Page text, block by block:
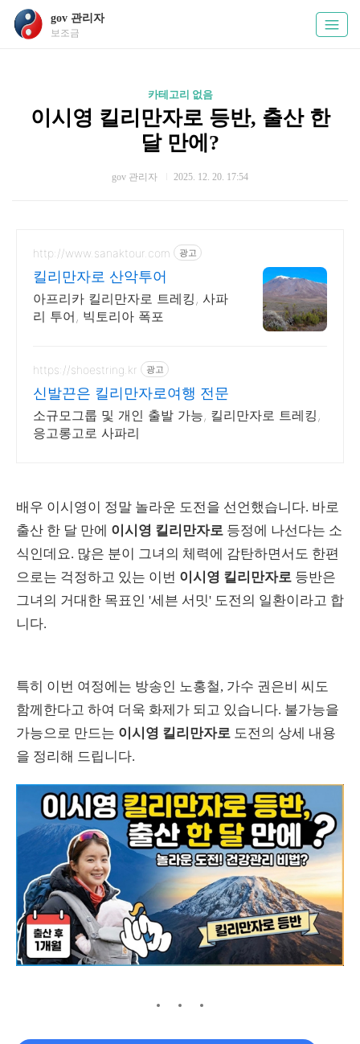
gov 관리자
보조금
카테고리 없음
이시영 킬리만자로 등반, 출산 한
달 만에?
gov 관리자 2025. 12. 20. 17:54
http://www.sanaktour.com 광고
킬리만자로 산악투어
아프리카 킬리만자로 트레킹, 사파
리 투어, 빅토리아 폭포
https://shoestring.kr 광고
신발끈은 킬리만자로여행 전문
소규모그룹 및 개인 출발 가능, 킬리만자로 트레킹,
응고롱고로 사파리
배우 이시영이 정말 놀라운 도전을 선언했습니다. 바로
출산 한 달 만에 이시영 킬리만자로 등정에 나선다는 소
식인데요. 많은 분이 그녀의 체력에 감탄하면서도 한편
으로는 걱정하고 있는 이번 이시영 킬리만자로 등반은
그녀의 거대한 목표인 '세븐 서밋' 도전의 일환이라고 합
니다.
특히 이번 여정에는 방송인 노홍철, 가수 권은비 씨도
함께한다고 하여 더욱 화제가 되고 있습니다. 불가능을
가능으로 만드는 이시영 킬리만자로 도전의 상세 내용
을 정리해 드립니다.